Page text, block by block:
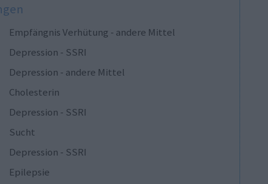
Empfängnis Verhütung - andere Mittel
Depression - SSRI
Depression - andere Mittel
Cholesterin
Depression - SSRI
Sucht
Depression - SSRI
Epilepsie